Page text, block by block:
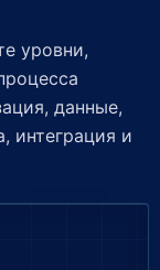
уровни,
данные,
интеграция и